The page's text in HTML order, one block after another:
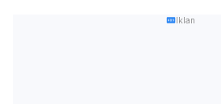
Iklan